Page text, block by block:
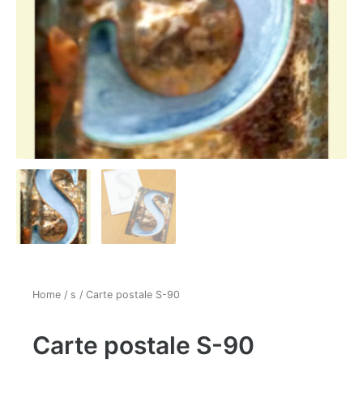
Home / s / Carte postale S-90
Carte postale S-90